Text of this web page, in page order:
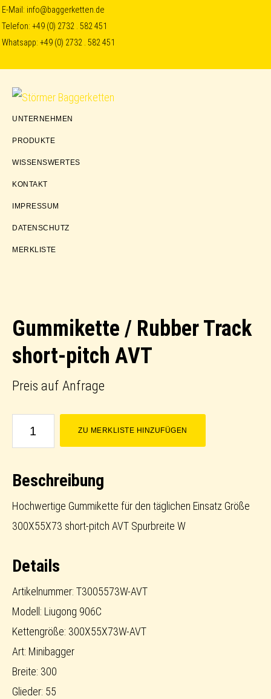
Skip
to
primary
navigation
Skip
to
content
Skip
to
E-Mail: info@baggerketten.de
Telefon:+49 (0) 2732 . 582 451
Whatsapp:+49 (0) 2732 . 582 451
Störmer
UNTERNEHMEN
PRODUKTE
WISSENSWERTES
KONTAKT
IMPRESSUM
DATENSCHUTZ
MERKLISTE
Gummikette / Rubber Track
short-pitch AVT
Preis auf Anfrage
Gummikette
Track
short-
pitch
Menge
ZU MERKLISTE HINZUFÜGEN
Beschreibung
Hochwertige Gummikette für den täglichen Einsatz Größe
300X55X73 short-pitch AVT Spurbreite W
Details
Artikelnummer: T3005573W-AVT
Modell: Liugong 906C
Kettengröße: 300X55X73W-AVT
Art: Minibagger
Breite: 300
Glieder: 55